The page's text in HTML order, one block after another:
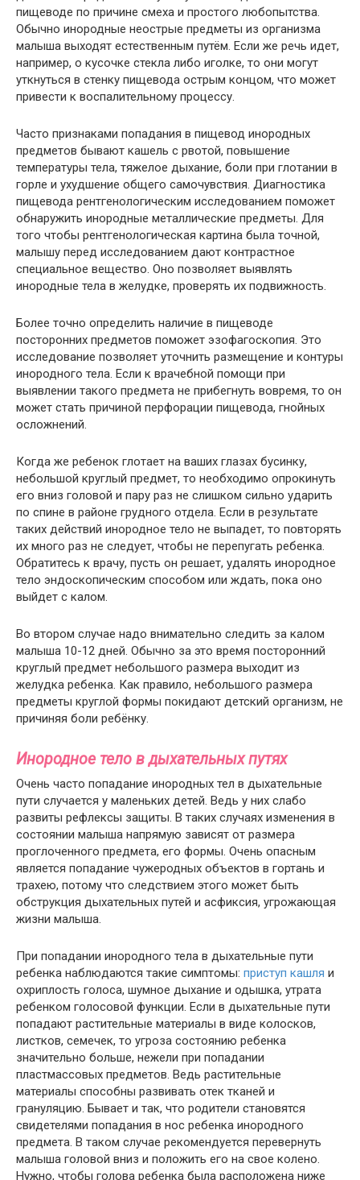
пищеводе по причине смеха и простого любопытства.
Обычно инородные неострые предметы из организма
малыша выходят естественным путём. Если же речь идет,
например, о кусочке стекла либо иголке, то они могут
уткнуться в стенку пищевода острым концом, что может
привести к воспалительному процессу.
Часто признаками попадания в пищевод инородных
предметов бывают кашель с рвотой, повышение
температуры тела, тяжелое дыхание, боли при глотании в
горле и ухудшение общего самочувствия. Диагностика
пищевода рентгенологическим исследованием поможет
обнаружить инородные металлические предметы. Для
того чтобы рентгенологическая картина была точной,
малышу перед исследованием дают контрастное
специальное вещество. Оно позволяет выявлять
инородные тела в желудке, проверять их подвижность.
Более точно определить наличие в пищеводе
посторонних предметов поможет эзофагоскопия. Это
исследование позволяет уточнить размещение и контуры
инородного тела. Если к врачебной помощи при
выявлении такого предмета не прибегнуть вовремя, то он
может стать причиной перфорации пищевода, гнойных
осложнений.
Когда же ребенок глотает на ваших глазах бусинку,
небольшой круглый предмет, то необходимо опрокинуть
его вниз головой и пару раз не слишком сильно ударить
по спине в районе грудного отдела. Если в результате
таких действий инородное тело не выпадет, то повторять
их много раз не следует, чтобы не перепугать ребенка.
Обратитесь к врачу, пусть он решает, удалять инородное
тело эндоскопическим способом или ждать, пока оно
выйдет с калом.
Во втором случае надо внимательно следить за калом
малыша 10-12 дней. Обычно за это время посторонний
круглый предмет небольшого размера выходит из
желудка ребенка. Как правило, небольшого размера
предметы круглой формы покидают детский организм, не
причиняя боли ребёнку.
Инородное тело в дыхательных путях
Очень часто попадание инородных тел в дыхательные
пути случается у маленьких детей. Ведь у них слабо
развиты рефлексы защиты. В таких случаях изменения в
состоянии малыша напрямую зависят от размера
проглоченного предмета, его формы. Очень опасным
является попадание чужеродных объектов в гортань и
трахею, потому что следствием этого может быть
обструкция дыхательных путей и асфиксия, угрожающая
жизни малыша.
При попадании инородного тела в дыхательные пути
ребенка наблюдаются такие симптомы: приступ кашля и
охриплость голоса, шумное дыхание и одышка, утрата
ребенком голосовой функции. Если в дыхательные пути
попадают растительные материалы в виде колосков,
листков, семечек, то угроза состоянию ребенка
значительно больше, нежели при попадании
пластмассовых предметов. Ведь растительные
материалы способны развивать отек тканей и
грануляцию. Бывает и так, что родители становятся
свидетелями попадания в нос ребенка инородного
предмета. В таком случае рекомендуется перевернуть
малыша головой вниз и положить его на свое колено.
Нужно, чтобы голова ребенка была расположена ниже